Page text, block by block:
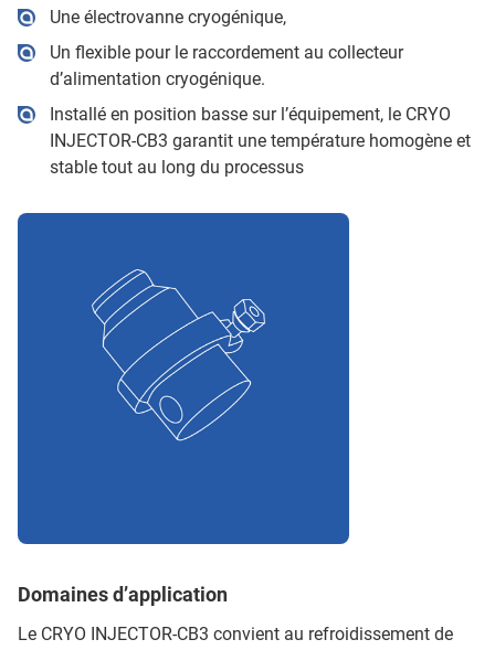
Une électrovanne cryogénique,
Un flexible pour le raccordement au collecteur
d’alimentation cryogénique.
Installé en position basse sur l’équipement, le CRYO
INJECTOR-CB3 garantit une température homogène et
stable tout au long du processus
Domaines d’application
Le CRYO INJECTOR-CB3 convient au refroidissement de